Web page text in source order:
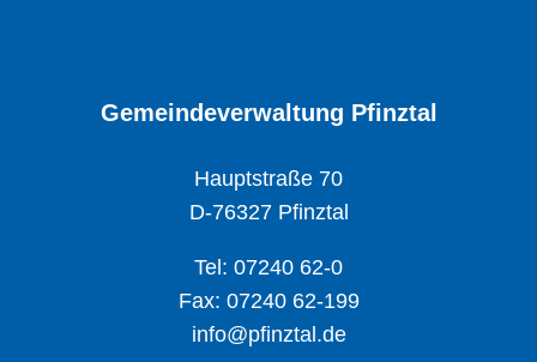
Gemeindeverwaltung Pfinztal
Hauptstraße 70
D-76327 Pfinztal
Tel: 07240 62-0
Fax: 07240 62-199
info@pfinztal.de